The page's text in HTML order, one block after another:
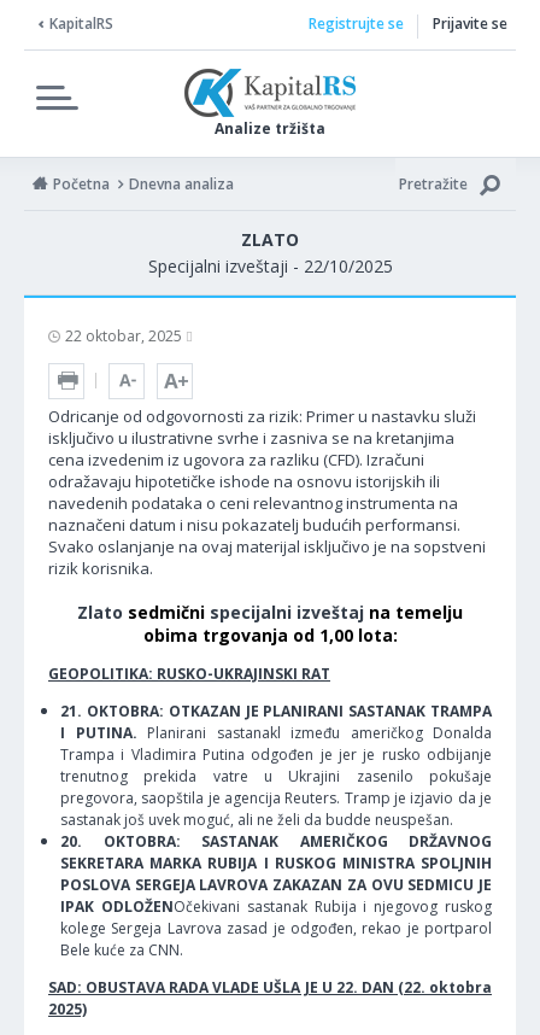
KapitalRS
Analize tržišta
Registrujte se Prijavite se
Početna Dnevna analiza Pretražite
ZLATO
Specijalni izveštaji - 22/10/2025
22 oktobar, 2025
Odricanje od odgovornosti za rizik: Primer u nastavku služi
isključivo u ilustrativne svrhe i zasniva se na kretanjima
cena izvedenim iz ugovora za razliku (CFD). Izračuni
odražavaju hipotetičke ishode na osnovu istorijskih ili
navedenih podataka o ceni relevantnog instrumenta na
naznačeni datum i nisu pokazatelj budućih performansi.
Svako oslanjanje na ovaj materijal isključivo je na sopstveni
rizik korisnika.
Zlato sedmični specijalni izveštaj na temelju
obima trgovanja od 1,00 lota:
GEOPOLITIKA: RUSKO-UKRAJINSKI RAT
21. OKTOBRA: OTKAZAN JE PLANIRANI SASTANAK TRAMPA
I PUTINA. Planirani sastanakl između američkog Donalda
Trampa i Vladimira Putina odgođen je jer je rusko odbijanje
trenutnog prekida vatre u Ukrajini zasenilo pokušaje
pregovora, saopštila je agencija Reuters. Tramp je izjavio da je
sastanak još uvek moguć, ali ne želi da budde neuspešan.
20. OKTOBRA: SASTANAK AMERIČKOG DRŽAVNOG
SEKRETARA MARKA RUBIJA I RUSKOG MINISTRA SPOLJNIH
POSLOVA SERGEJA LAVROVA ZAKAZAN ZA OVU SEDMICU JE
IPAK ODLOŽENOčekivani sastanak Rubija i njegovog ruskog
kolege Sergeja Lavrova zasad je odgođen, rekao je portparol
Bele kuće za CNN.
SAD: OBUSTAVA RADA VLADE UŠLA JE U 22. DAN (22. oktobra
2025)